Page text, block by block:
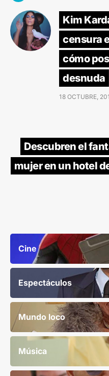
Kim
censura
cómo
desnuda
18 OCTUBRE,
Descubren el
mujer en un hotel
Cine
Espectáculos
Mundo loco
Música